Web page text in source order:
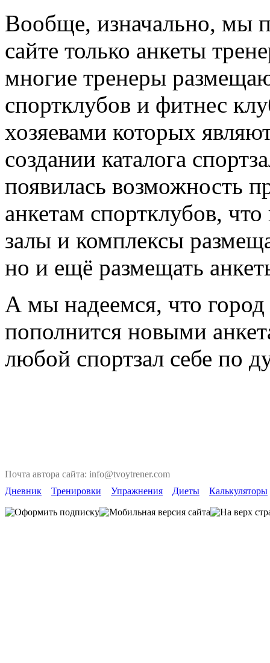
Вообще, изначально, мы
сайте только анкеты
многие тренеры
спортклубов и фитнес
хозяевами которых
создании каталога
появилась возможность
анкетам спортклубов,
залы и комплексы
но и ещё размещать
А мы надеемся, что
пополнится новыми
любой спортзал себе по
Почта автора сайта: info@tvoytrener.com
Дневник
Тренировки Упражнения Диеты Калькуляторы